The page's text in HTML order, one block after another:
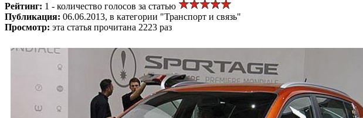
Рейтинг: 1 - количество голосов за статью
Публикация: 06.06.2013, в категории "Транспорт и связь"
Просмотр: эта статья прочитана 2223 раз